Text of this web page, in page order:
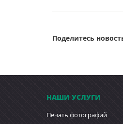
Поделитесь
НАШИ УСЛУГИ
Печать фотографий